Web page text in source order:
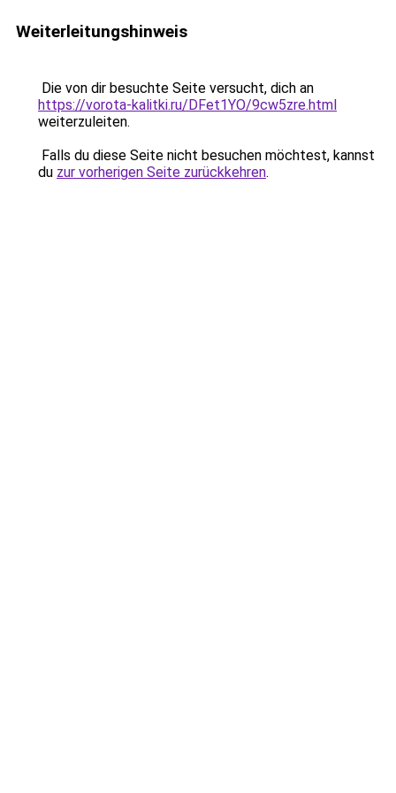
Weiterleitungshinweis
Die von dir besuchte Seite versucht, dich an
https://vorota-kalitki.ru/DFet1YO/9cw5zre.html
weiterzuleiten.
Falls du diese Seite nicht besuchen möchtest, kannst
du zur vorherigen Seite zurückkehren.